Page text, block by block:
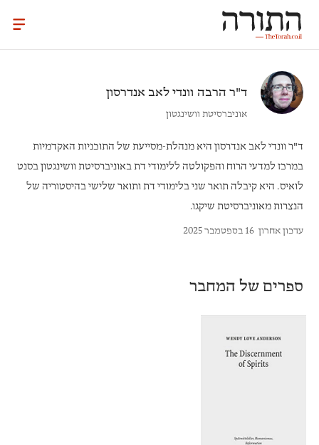
ד"ר הרבה וונדי לאב אנדרסון
אוניברסיטת וושינגטון
ד"ר וונדי לאב אנדרסון היא מנהלת-מסייעת של התוכניות האקדמיות
במרכז למדעי הרוח והפקולטה ללימודי דת באוניברסיטת וושינגטון בסנט
לואיס. היא קיבלה תואר שני בלימודי דת ותואר שלישי בהיסטוריה של
הנצרות מאוניברסיטת שיקגו.
עדכון אחרון 16 בספטמבר 2025
ספרים של המחבר